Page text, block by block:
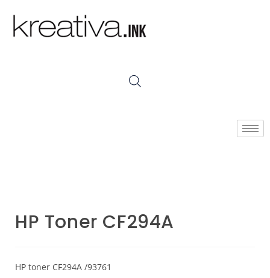
HP Toner CF294A
HP toner CF294A /93761